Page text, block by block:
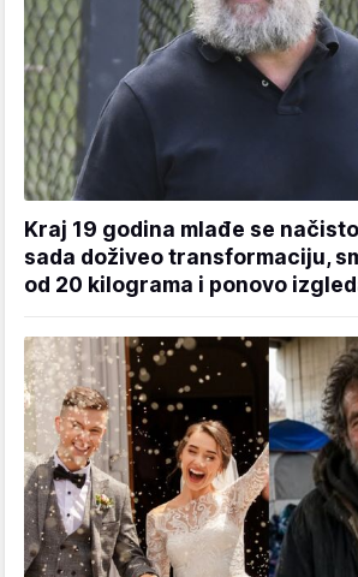
Kraj 19 godina mlađe se
sada doživeo transformaciju,
od 20 kilograma i ponovo